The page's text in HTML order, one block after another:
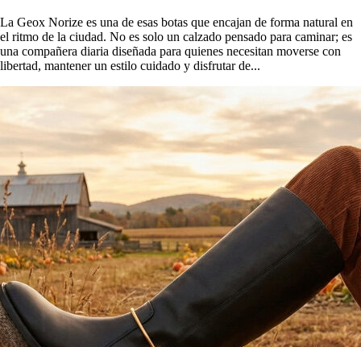
La Geox Norize es una de esas botas que encajan de forma natural en
el ritmo de la ciudad. No es solo un calzado pensado para caminar; es
una compañera diaria diseñada para quienes necesitan moverse con
libertad, mantener un estilo cuidado y disfrutar de...